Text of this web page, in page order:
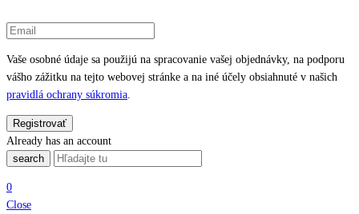
Vaše osobné údaje sa použijú na spracovanie vašej objednávky, na podporu
vášho zážitku na tejto webovej stránke a na iné účely obsiahnuté v našich
pravidlá ochrany súkromia
Already has an account
search
0
Close